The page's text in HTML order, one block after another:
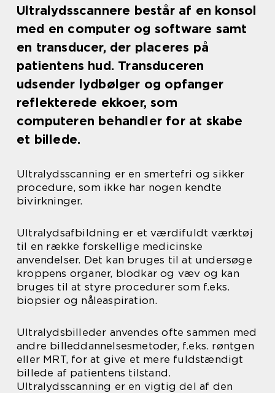
Ultralydsscannere består af en konsol
med en computer og software samt
en transducer, der placeres på
patientens hud. Transduceren
udsender lydbølger og opfanger
reflekterede ekkoer, som
computeren behandler for at skabe
et billede.
Ultralydsscanning er en smertefri og sikker
procedure, som ikke har nogen kendte
bivirkninger.
Ultralydsafbildning er et værdifuldt værktøj
til en række forskellige medicinske
anvendelser. Det kan bruges til at undersøge
kroppens organer, blodkar og væv og kan
bruges til at styre procedurer som f.eks.
biopsier og nåleaspiration.
Ultralydsbilleder anvendes ofte sammen med
andre billeddannelsesmetoder, f.eks. røntgen
eller MRT, for at give et mere fuldstændigt
billede af patientens tilstand.
Ultralydsscanning er en vigtig del af den